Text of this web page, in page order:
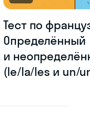
Тест по
Определённый
и
(le/la/les и un/